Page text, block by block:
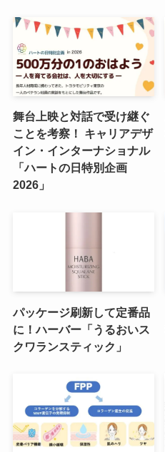
舞台上映と対話で受け継ぐ
ことを考察！ キャリアデザ
イン・インターナショナル
「ハートの日特別企画
2026」
パッケージ刷新して定番品
に！ハーバー「うるおいス
クワランスティック」